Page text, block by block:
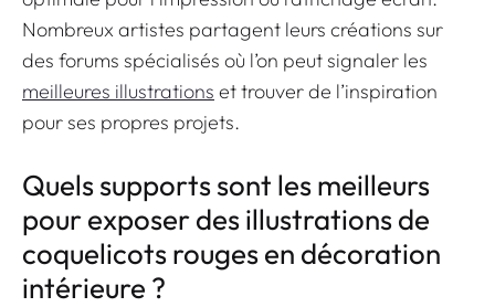
Nombreux artistes partagent leurs créations sur
des forums spécialisés où l’on peut signaler les
meilleures illustrations et trouver de l’inspiration
pour ses propres projets.
Quels supports sont les meilleurs
pour exposer des illustrations de
coquelicots rouges en décoration
intérieure ?